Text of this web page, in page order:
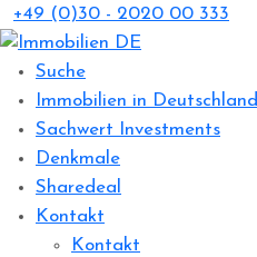
+49 (0)30 - 2020 00 333
Suche
Immobilien in Deutschland
Sachwert Investments
Denkmale
Sharedeal
Kontakt
Kontakt